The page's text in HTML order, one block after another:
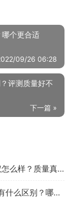
个更合适
09/26 06:28
评测质量好不
下一篇 »
【差评太多】360g300pro行车记录仪怎么样？质量真的好吗
【独家爆料】凌度v280s和凌度V280有什么区别？哪个性价比高、质量更好